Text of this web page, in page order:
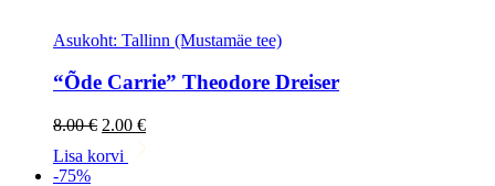
Asukoht: Tallinn (Mustamäe tee)
“Õde Carrie” Theodore Dreiser
8.00€ Algne
oli:
2.00 €Current
Lisa korvi
-75%